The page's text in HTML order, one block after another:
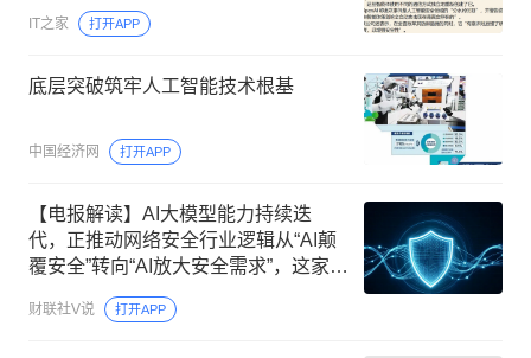
IT之家 打开APP
底层突破筑牢人工智能技术根基
中国经济网 打开APP
【电报解读】AI大模型能力持续迭
代，正推动网络安全行业逻辑从“AI颠
覆安全”转向“AI放大安全需求”，这家公
司拥有自研的垂直领域大模型安全
GPT
财联社V说 打开APP